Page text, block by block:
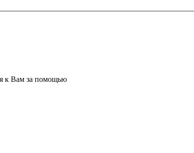
я к Вам за помощью